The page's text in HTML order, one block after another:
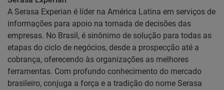
A Serasa Experian é líder na América Latina em serviços de
informações para apoio na tomada de decisões das
empresas. No Brasil, é sinônimo de solução para todas as
etapas do ciclo de negócios, desde a prospecção até a
cobrança, oferecendo às organizações as melhores
ferramentas. Com profundo conhecimento do mercado
brasileiro, conjuga a força e a tradição do nome Serasa